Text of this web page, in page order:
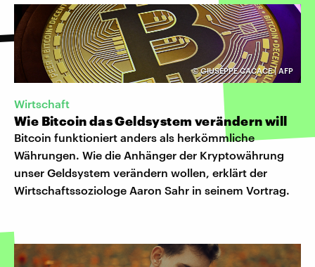
©GIUSEPPE CACACE | AFP
Wirtschaft
Wie Bitcoin das Geldsystem verändern will
Bitcoin funktioniert anders als herkömmliche
Währungen. Wie die Anhänger der Kryptowährung
unser Geldsystem verändern wollen, erklärt der
Wirtschaftssoziologe Aaron Sahr in seinem Vortrag.